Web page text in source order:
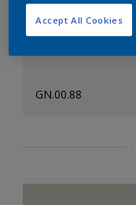
GN.00.88
Accept All Cookies